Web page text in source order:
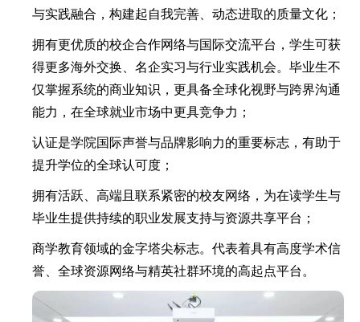
与实践融合，构建起自我完善、动态进取的质量文化；
拥有更优质的校企合作网络与国际交流平台，学生可获
得更多海外交换、名企实习与行业实践机会。毕业生不
仅掌握系统的商业知识，更具备全球化视野与跨界沟通
能力，在全球就业市场中更具竞争力；
认证是学院国际声誉与品牌影响力的重要标志，有助于
提升学位的全球认可度；
拥有活跃、高端且联系紧密的校友网络，为在读学生与
毕业生提供持续的职业发展支持与资源共享平台；
商学教育领域的金字塔尖标志。代表着具有高度学术信
誉、全球资源网络与精英社群环境的高起点平台。